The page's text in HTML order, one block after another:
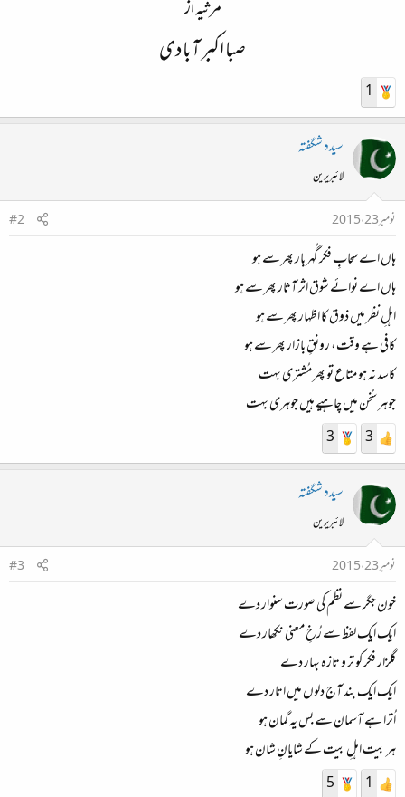
مرثیہ از
صبا اکبر آبادی
1
سیدہ شگفتہ
لائبریرین
نومبر 23، 2015
#2
ہاں اے سحابِ فکر گُہر بار پھر سے ہو
ہاں اے نوائے شوق اثر آثار پھر سے ہو
اہلِ نظر میں ذوق کا اظہار پھر سے ہو
کافی ہے وقت، رونقِ بازار پھر سے ہو
کاسد نہ ہو متاع تو پھر مُشتری بہت
جوہر سُخن میں چاہیے ہیں جوہری بہت
3
3
سیدہ شگفتہ
لائبریرین
نومبر 23، 2015
#3
خون جگر سے نظم کی صورت سنوار دے
ایک ایک لفظ سے رُخِ معنی نکھار دے
گلزار فکر کو تر و تازہ بہار دے
ایک ایک بند آج دلوں میں اتار دے
اُترا ہے آسمان سے بس یہ گمان ہو
ہر بیت اہلِ بیت کے شایانِ شان ہو
1
5